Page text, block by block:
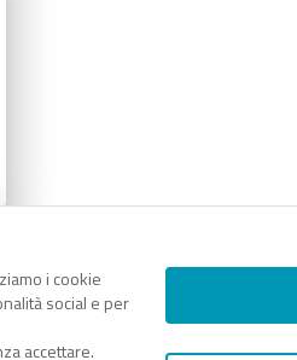
i cookie
social e per
accettare.